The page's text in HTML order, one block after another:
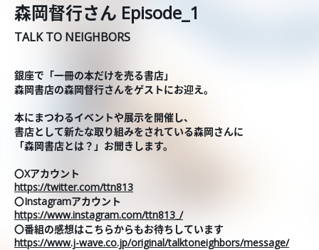
森岡督行さん Episode_1
TALK TO NEIGHBORS
銀座で「一冊の本だけを売る書店」
森岡書店の森岡督行さんをゲストにお迎え。
本にまつわるイベントや展示を開催し、
書店として新たな取り組みをされている森岡さんに
「森岡書店とは？」お聞きします。
〇Xアカウント
https://twitter.com/ttn813
〇Instagramアカウント
https://www.instagram.com/ttn813_/
〇番組の感想はこちらからもお待ちしています
https://www.j-wave.co.jp/original/talktoneighbors/message/